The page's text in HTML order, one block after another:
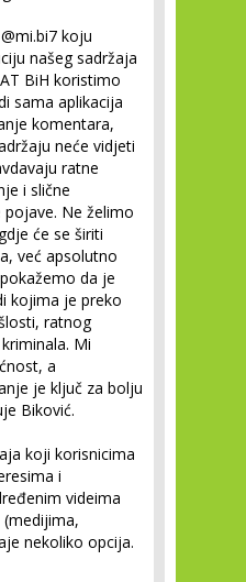
koju
našeg sadržaja
BiH koristimo
sama aplikacija
komentara,
neće vidjeti
ratne
i slične
Ne želimo
će se širiti
već apsolutno
da je
kojima je preko
ratnog
Mi
a
je ključ za bolju
Biković.
koji korisnicima
i
videima
nekoliko opcija.